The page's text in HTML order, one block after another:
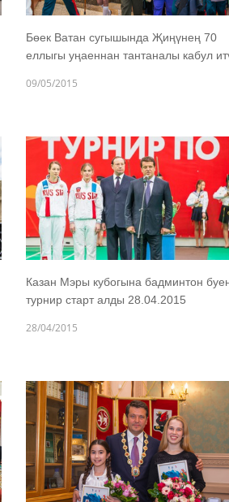
Бөек Ватан сугышында Җиңүнең 70
еллыгы уңаеннан тантаналы кабул
09/05/2015
Казан Мэры кубогына бадминтон
турнир старт алды 28.04.2015
28/04/2015